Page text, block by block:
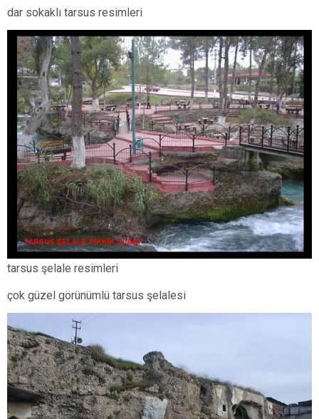
dar sokaklı tarsus resimleri
tarsus şelale resimleri
çok güzel görünümlü tarsus şelalesi